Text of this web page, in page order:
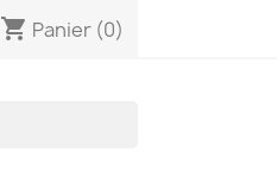
shopping_cart Panier (0)